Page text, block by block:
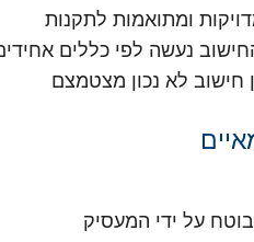
ומתואמות לתקנות
נעשה לפי כללים
חישוב לא נכון מצטמצם
על ידי המעסיק